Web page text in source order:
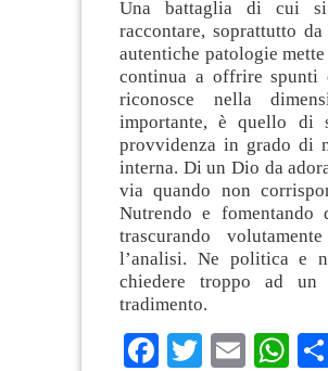
Una battaglia di cui
raccontare, soprattutto
autentiche patologie
continua a offrire
riconosce nella
importante, è quello di
provvidenza in grado di
interna. Di un Dio da
via quando non
Nutrendo e fomentando
trascurando
l’analisi. Ne politica e
chiedere troppo ad
tradimento.
Facebook
TwitterEmail